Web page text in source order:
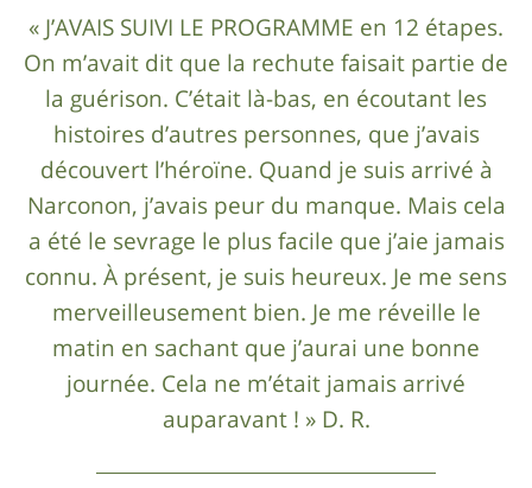
« J’AVAIS SUIVI LE PROGRAMME en 12 étapes.
On m’avait dit que la rechute faisait partie de
la guérison. C’était là-bas, en écoutant les
histoires d’autres personnes, que j’avais
découvert l’héroïne. Quand je suis arrivé à
Narconon, j’avais peur du manque. Mais cela
a été le sevrage le plus facile que j’aie jamais
connu. À présent, je suis heureux. Je me sens
merveilleusement bien. Je me réveille le
matin en sachant que j’aurai une bonne
journée. Cela ne m’était jamais arrivé
auparavant ! » D. R.